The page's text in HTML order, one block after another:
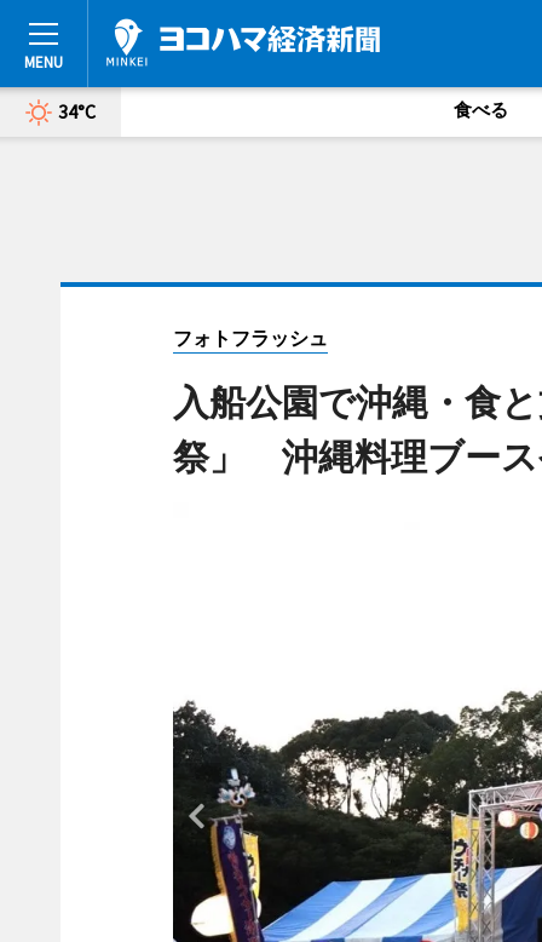
34°C 食べる
フォトフラッシュ
入船公園で沖縄・食
祭」 沖縄料理ブー